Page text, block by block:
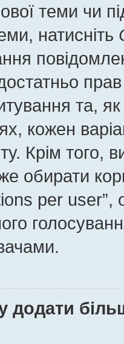
теми чи
натисніть
та, як
кожен
Крім того,
обирати
per user”,